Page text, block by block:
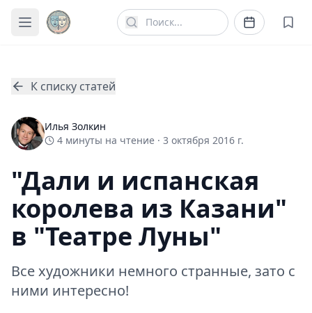
К списку статей
Илья Золкин
4 минуты на чтение · 3 октября 2016 г.
"Дали и испанская
королева из Казани"
в "Театре Луны"
Все художники немного странные, зато с
ними интересно!